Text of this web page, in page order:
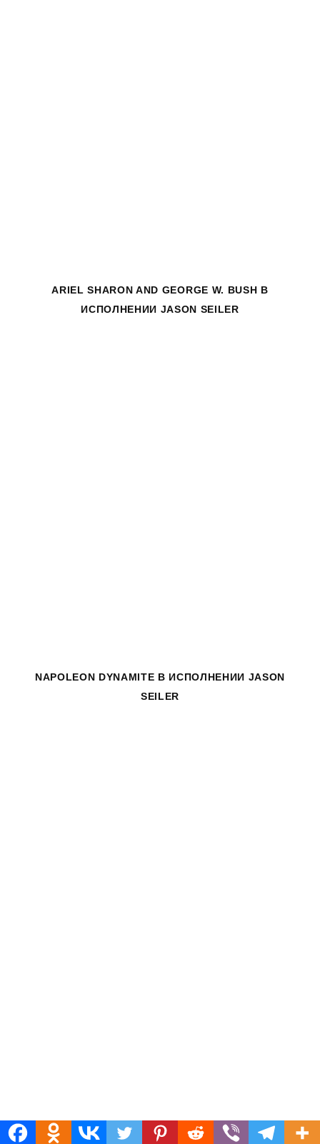
ARIEL SHARON AND GEORGE W. BUSH
В
ИСПОЛНЕНИИ JASON SEILER
NAPOLEON DYNAMITE В ИСПОЛНЕНИИ JASON
SEILER